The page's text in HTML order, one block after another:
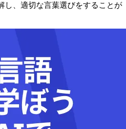
し、適切な言葉選びをすることが